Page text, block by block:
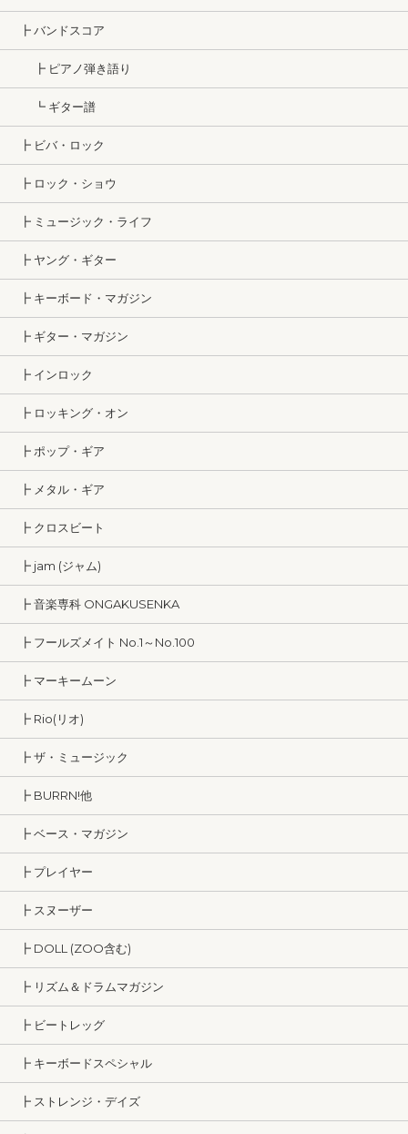
┣ バンドスコア
┣ ピアノ弾き語り
┗ ギター譜
┣ ビバ・ロック
┣ ロック・ショウ
┣ ミュージック・ライフ
┣ ヤング・ギター
┣ キーボード・マガジン
┣ ギター・マガジン
┣ インロック
┣ ロッキング・オン
┣ ポップ・ギア
┣ メタル・ギア
┣ クロスビート
┣ jam (ジャム)
┣ 音楽専科 ONGAKUSENKA
┣ フールズメイト No.1～No.100
┣ マーキームーン
┣ Rio(リオ)
┣ ザ・ミュージック
┣ BURRN!他
┣ ベース・マガジン
┣ プレイヤー
┣ スヌーザー
┣ DOLL (ZOO含む)
┣ リズム＆ドラムマガジン
┣ ビートレッグ
┣ キーボードスペシャル
┣ ストレンジ・デイズ